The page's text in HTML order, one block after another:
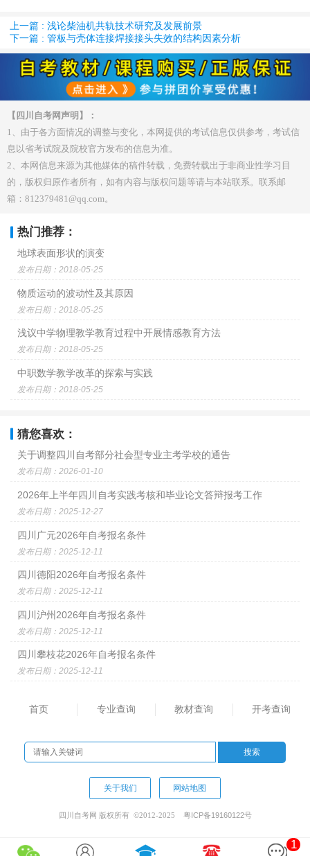
上一篇 : 浅论柴油机共轨技术研究及发展前景
下一篇 : 管板与壳体连接焊接接头失效的结构因素分析
【四川自考网声明】：
1、由于各方面情况的调整与变化，本网提供的考试信息仅供参考，考试信
息以省考试院及院校官方发布的信息为准。
2、本网信息来源为其他媒体的稿件转载，免费转载出于非商业性学习目
的，版权归原作者所有，如有内容与版权问题等请与本站联系。联系邮
箱：812379481@qq.com。
热门推荐：
地球表面形状的演变
发布日期：2018-05-25
物质运动的波动性及其原因
发布日期：2018-05-25
浅议中学物理教学教育过程中开展情感教育方法
发布日期：2018-05-25
中职数学教学改革的探索与实践
发布日期：2018-05-25
猜您喜欢：
关于调整四川自考部分社会型专业主考学校的通告
发布日期：2026-01-10
2026年上半年四川自考实践考核和毕业论文答辩报考工作
发布日期：2025-12-27
四川广元2026年自考报名条件
发布日期：2025-12-11
四川德阳2026年自考报名条件
发布日期：2025-12-11
四川沪州2026年自考报名条件
发布日期：2025-12-11
四川攀枝花2026年自考报名条件
发布日期：2025-12-11
首页 专业查询 教材查询 开考查询
关于我们 网站地图
四川自考网 版权所有 ©2012-2025 粤ICP备19160122号
1